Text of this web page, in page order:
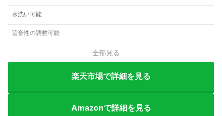
水洗い可能
遮音性の調整可能
全部見る
楽天市場で詳細を見る
Amazonで詳細を見る